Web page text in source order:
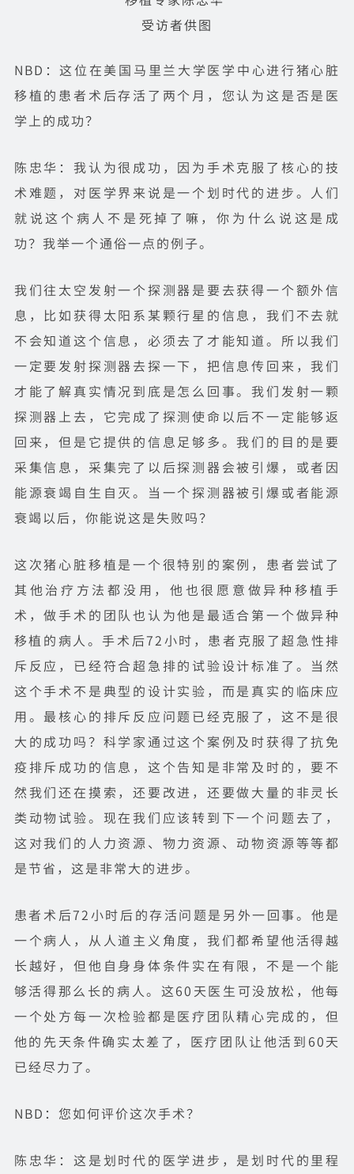
受访者供图
NBD：这位在美国马里兰大学医学中心进行猪心脏
移植的患者术后存活了两个月，您认为这是否是医
学上的成功？
陈忠华：我认为很成功，因为手术克服了核心的技
术难题，对医学界来说是一个划时代的进步。人们
就说这个病人不是死掉了嘛，你为什么说这是成
功？我举一个通俗一点的例子。
我们往太空发射一个探测器是要去获得一个额外信
息，比如获得太阳系某颗行星的信息，我们不去就
不会知道这个信息，必须去了才能知道。所以我们
一定要发射探测器去探一下，把信息传回来，我们
才能了解真实情况到底是怎么回事。我们发射一颗
探测器上去，它完成了探测使命以后不一定能够返
回来，但是它提供的信息足够多。我们的目的是要
采集信息，采集完了以后探测器会被引爆，或者因
能源衰竭自生自灭。当一个探测器被引爆或者能源
衰竭以后，你能说这是失败吗？
这次猪心脏移植是一个很特别的案例，患者尝试了
其他治疗方法都没用，他也很愿意做异种移植手
术，做手术的团队也认为他是最适合第一个做异种
移植的病人。手术后72小时，患者克服了超急性排
斥反应，已经符合超急排的试验设计标准了。当然
这个手术不是典型的设计实验，而是真实的临床应
用。最核心的排斥反应问题已经克服了，这不是很
大的成功吗？科学家通过这个案例及时获得了抗免
疫排斥成功的信息，这个告知是非常及时的，要不
然我们还在摸索，还要改进，还要做大量的非灵长
类动物试验。现在我们应该转到下一个问题去了，
这对我们的人力资源、物力资源、动物资源等等都
是节省，这是非常大的进步。
患者术后72小时后的存活问题是另外一回事。他是
一个病人，从人道主义角度，我们都希望他活得越
长越好，但他自身身体条件实在有限，不是一个能
够活得那么长的病人。这60天医生可没放松，他每
一个处方每一次检验都是医疗团队精心完成的，但
他的先天条件确实太差了，医疗团队让他活到60天
已经尽力了。
NBD：您如何评价这次手术？
陈忠华：这是划时代的医学进步，是划时代的里程